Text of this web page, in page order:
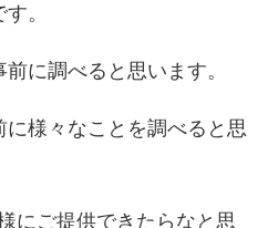
。
に調べると思います。
に様々なことを調べると思
にご提供できたらなと思